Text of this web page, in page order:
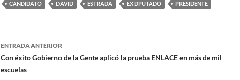
CANDIDATO DAVID ESTRADA EX DPUTADO PRESIDENTE
Navegación
de
ENTRADA ANTERIOR
Con éxito Gobierno de la Gente aplicó la prueba ENLACE en más de mil
escuelas